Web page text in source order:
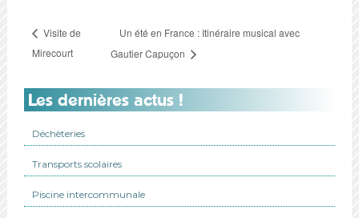
Visite de
Mirecourt
Un été en France : Itinéraire musical avec
Gautier Capuçon
Les dernières actus !
Déchèteries
Transports scolaires
Piscine intercommunale